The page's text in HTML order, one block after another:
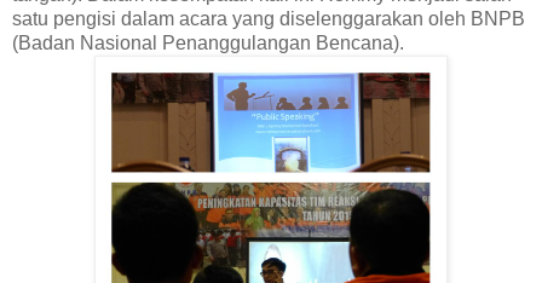
satu pengisi dalam acara yang diselenggarakan oleh BNPB
(Badan Nasional Penanggulangan Bencana).